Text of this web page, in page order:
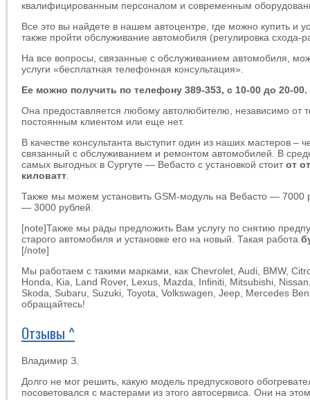
квалифицированным персоналом и современным
Все это вы найдете в нашем автоцентре, где можно купить и
также пройти обслуживание автомобиля (регулировка схода-
На все вопросы, связанные с обслуживанием автомобиля,
услуги «бесплатная телефонная консультация».
Ее можно получить по телефону 389-353, с 10-00 до 20-00.
Она предоставляется любому автолюбителю, независимо от
постоянным клиентом или еще нет.
В качестве консультанта выступит один из наших мастеров –
связанный с обслуживанием и ремонтом автомобилей. В
самых выгодных в Сургуте — Вебасто с установкой стоитот
киловатт.
Также мы можем установить GSM-модуль на Вебасто — 7000
— 3000 рублей.
[note]Также мы рады предложить Вам услугу по снятию
старого автомобиля и установке его на новый. Такая работа
[/note]
Мы работаем с такими марками, как Chevrolet, Audi, BMW,
Honda, Kia, Land Rover, Lexus, Mazda, Infiniti, Mitsubishi,
Skoda, Subaru, Suzuki, Toyota, Volkswagen, Jeep, Mercedes
обращайтесь!
Отзывы ^
Владимир З.
Долго не мог решить, какую модель предпускового
посоветовался с мастерами из этого автосервиса. Они на